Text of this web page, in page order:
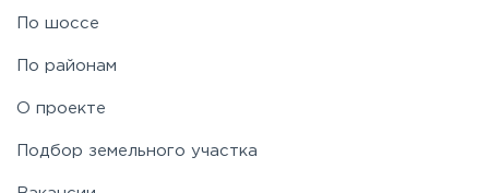
По шоссе
По районам
О проекте
Подбор земельного участка